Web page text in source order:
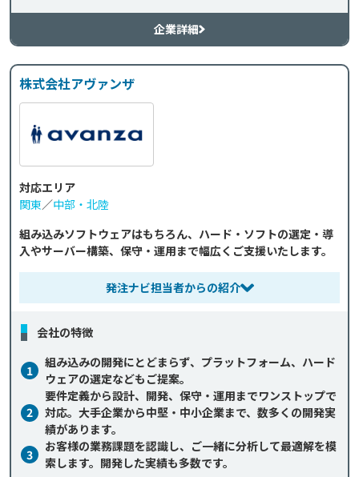
企業詳細
株式会社アヴァンザ
対応エリア
関東／中部・北陸
組み込みソフトウェアはもちろん、ハード・ソフトの選定・導
入やサーバー構築、保守・運用まで幅広くご支援いたします。
発注ナビ担当者からの紹介
会社の特徴
1
組み込みの開発にとどまらず、プラットフォーム、ハード
ウェアの選定などもご提案。
2
要件定義から設計、開発、保守・運用までワンストップで
対応。大手企業から中堅・中小企業まで、数多くの開発実
績があります。
3
お客様の業務課題を認識し、ご一緒に分析して最適解を模
索します。開発した実績も多数です。